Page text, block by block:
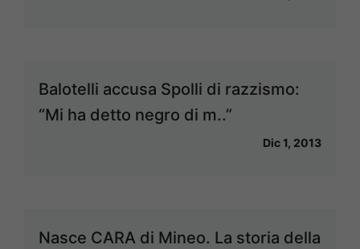
Balotelli accusa Spolli di razzismo:
“Mi ha detto negro di m..”
Dic 1, 2013
Nasce CARA di Mineo. La storia della